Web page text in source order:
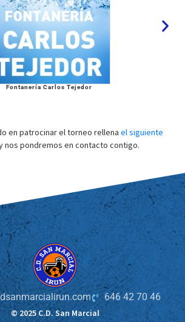
Fontanería Carlos Tejedor
en patrocinar el torneo rellena el siguiente
nos pondremos en contacto contigo.
646 42 70 46
© 2025 C.D. San Marcial